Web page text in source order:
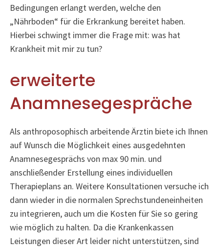
Bedingungen erlangt werden, welche den
„Nährboden“ für die Erkrankung bereitet haben.
Hierbei schwingt immer die Frage mit: was hat
Krankheit mit mir zu tun?
erweiterte
Anamnesegespräche
Als anthroposophisch arbeitende Ärztin biete ich Ihnen
auf Wunsch die Möglichkeit eines ausgedehnten
Anamnesegesprächs von max 90 min. und
anschließender Erstellung eines individuellen
Therapieplans an. Weitere Konsultationen versuche ich
dann wieder in die normalen Sprechstundeneinheiten
zu integrieren, auch um die Kosten für Sie so gering
wie möglich zu halten. Da die Krankenkassen
Leistungen dieser Art leider nicht unterstützen, sind